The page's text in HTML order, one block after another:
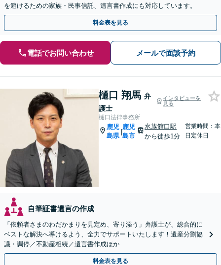
を避けるための家族・民事信託、遺言書作成にも対応しています。
料金表を見る
電話でお問い合わせ メールで面談予約
樋口 翔馬 弁
護士
インタビューを
見る
樋口法律事務所
鹿児
島県
|
鹿児
島市
水族館口駅
から徒歩1分
営業時間：本
日定休日
自筆証書遺言の作成
「依頼者さまのわだかまりを見定め、寄り添う」弁護士が、総合的に
ベストな解決へ導けるよう、全力でサポートいたします！遺産分割協
議・調停／不動産相続／遺言書作成ほか
料金表を見る